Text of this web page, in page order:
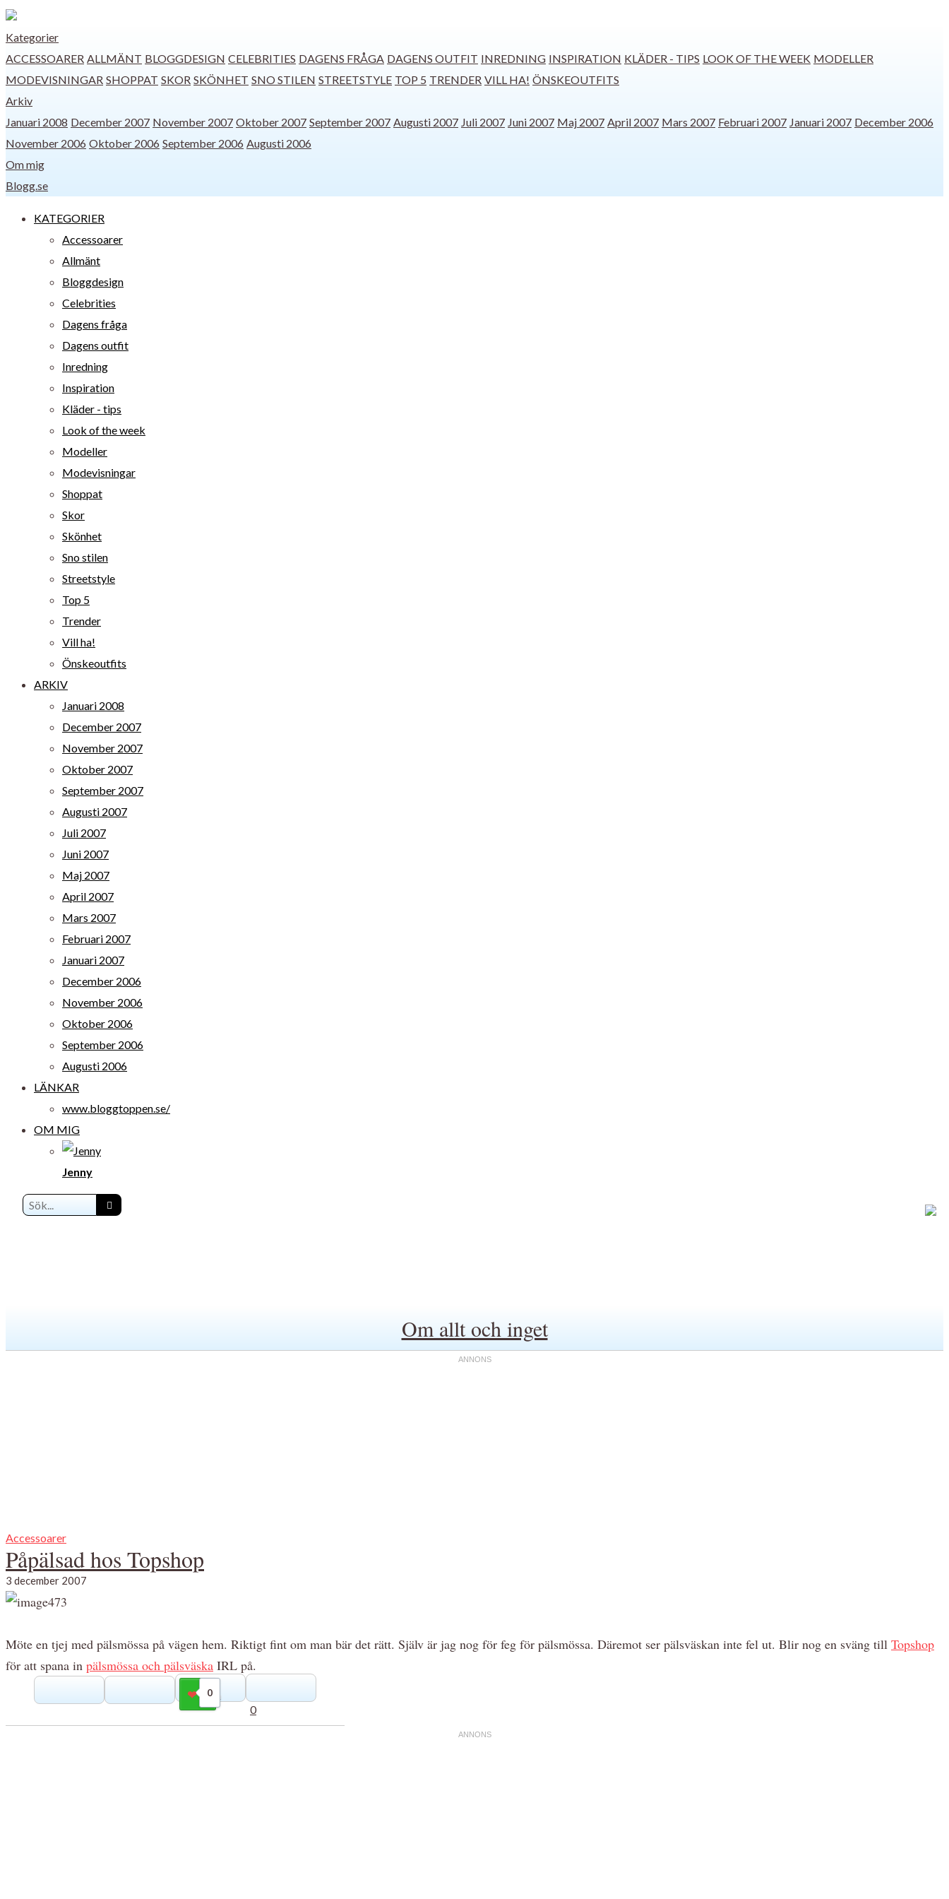
Kategorier
ACCESSOARER ALLMÄNT BLOGGDESIGN CELEBRITIES DAGENS FRÅGA DAGENS OUTFIT INREDNING INSPIRATION KLÄDER - TIPS LOOK OF THE WEEK MODELLER
MODEVISNINGAR SHOPPAT SKOR SKÖNHET SNO STILEN STREETSTYLE TOP 5 TRENDER VILL HA! ÖNSKEOUTFITS
Arkiv
Januari 2008 December 2007 November 2007 Oktober 2007 September 2007 Augusti 2007 Juli 2007 Juni 2007 Maj 2007 April 2007 Mars 2007 Februari 2007 Januari 2007 December 2006
November 2006 Oktober 2006 September 2006 Augusti 2006
Om mig
Blogg.se
KATEGORIER
Accessoarer
Allmänt
Bloggdesign
Celebrities
Dagens fråga
Dagens outfit
Inredning
Inspiration
Kläder - tips
Look of the week
Modeller
Modevisningar
Shoppat
Skor
Skönhet
Sno stilen
Streetstyle
Top 5
Trender
Vill ha!
Önskeoutfits
ARKIV
Januari 2008
December 2007
November 2007
Oktober 2007
September 2007
Augusti 2007
Juli 2007
Juni 2007
Maj 2007
April 2007
Mars 2007
Februari 2007
Januari 2007
December 2006
November 2006
Oktober 2006
September 2006
Augusti 2006
LÄNKAR
www.bloggtoppen.se/
OM MIG
Jenny
Om allt och inget
Accessoarer
Påpälsad hos Topshop
3 december 2007
Möte en tjej med pälsmössa på vägen hem. Riktigt fint om man bär det rätt. Själv är jag nog för feg för pälsmössa. Däremot ser pälsväskan inte fel ut. Blir nog en sväng till Topshop
för att spana in pälsmössa och pälsväska IRL på.
0
Gilla
0